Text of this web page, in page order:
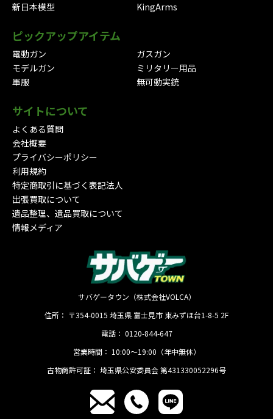
新日本模型
KingArms
ピックアップアイテム
電動ガン
ガスガン
モデルガン
ミリタリー用品
軍服
無可動実銃
サイトについて
よくある質問
会社概要
プライバシーポリシー
利用規約
特定商取引に基づく表記法人
出張買取について
遺品整理、遺品買取について
情報メディア
サバゲータウン（株式会社VOLCA）
住所： 〒354-0015 埼玉県 富士見市 東みずほ台1-8-5 2F
電話： 0120-844-647
営業時間： 10:00〜19:00（年中無休）
古物商許可証： 埼玉県公安委員会 第431330052296号